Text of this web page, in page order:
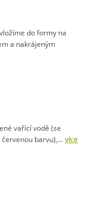
do formy na
a nakrájeným
vařící vodě (se
barvu),...více